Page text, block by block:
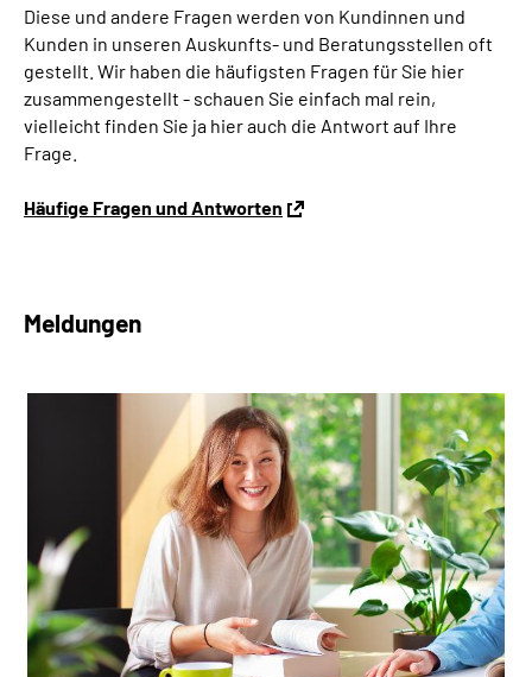
Diese und andere Fragen werden von Kundinnen und
Kunden in unseren Auskunfts- und Beratungsstellen oft
gestellt. Wir haben die häufigsten Fragen für Sie hier
zusammengestellt - schauen Sie einfach mal rein,
vielleicht finden Sie ja hier auch die Antwort auf Ihre
Frage.
Häufige Fragen und Antworten
Meldungen